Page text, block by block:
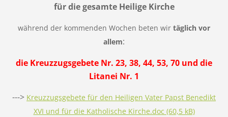
für die gesamte Heilige Kirche
während der kommenden Wochen beten wir täglich vor
allem:
die Kreuzzugsgebete Nr. 23, 38, 44, 53, 70 und die
Litanei Nr. 1
---> Kreuzzugsgebete für den Heiligen Vater Papst Benedikt
XVI und für die Katholische Kirche.doc (60,5 kB)